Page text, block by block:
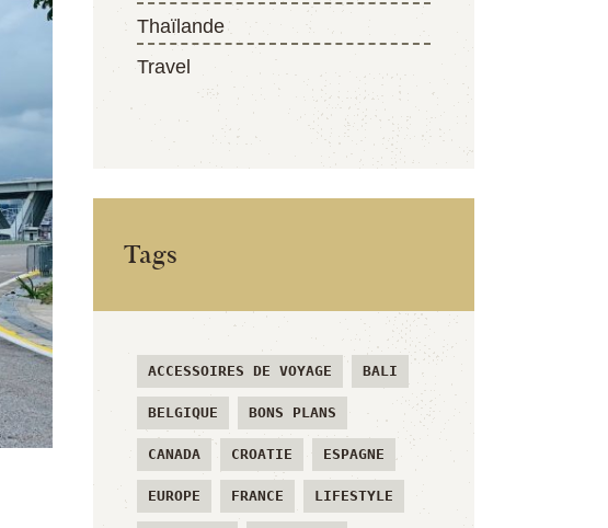
Thaïlande
Travel
Tags
ACCESSOIRES DE VOYAGE BALI
BELGIQUE BONS PLANS
CANADA CROATIE ESPAGNE
EUROPE FRANCE LIFESTYLE